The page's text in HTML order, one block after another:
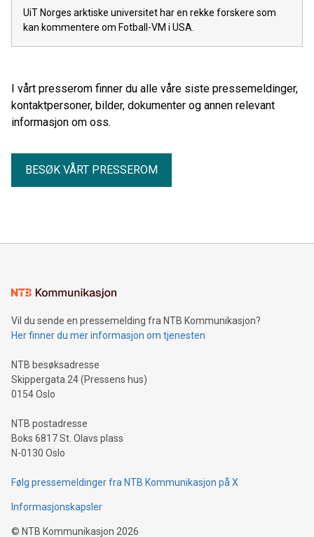
UiT Norges arktiske universitet har en rekke forskere som
kan kommentere om Fotball-VM i USA.
I vårt presserom finner du alle våre siste pressemeldinger,
kontaktpersoner, bilder, dokumenter og annen relevant
informasjon om oss.
BESØK VÅRT PRESSEROM
Vil du sende en pressemelding fra NTB Kommunikasjon?
Her finner du mer informasjon om tjenesten
NTB besøksadresse
Skippergata 24 (Pressens hus)
0154 Oslo
NTB postadresse
Boks 6817 St. Olavs plass
N-0130 Oslo
Følg pressemeldinger fra NTB Kommunikasjon på X
Informasjonskapsler
© NTB Kommunikasjon 2026